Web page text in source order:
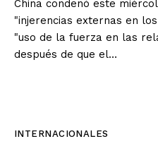
China condenó este
"injerencias externas en
"uso de la fuerza en las
después de que el…
INTERNACIONALES